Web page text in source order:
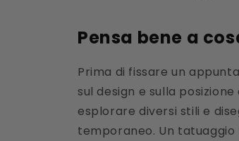
Pensa bene a
Prima di fissare un
sul design e sulla
esplorare diversi stili e
temporaneo. Un